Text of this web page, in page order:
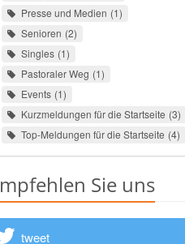
Presse und Medien 1
Senioren 2
Singles 1
Pastoraler Weg 1
Events 1
Kurzmeldungen für die Startseite 3
Top-Meldungen für die Startseite 4
Sie uns
tweet